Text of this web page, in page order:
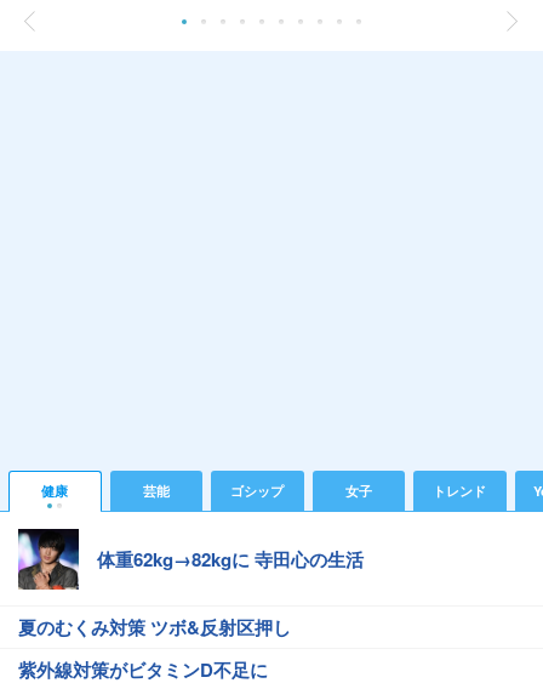
健康 芸能 ゴシップ 女子 トレンド
体重62kg→82kgに 寺田心の生活
夏のむくみ対策 ツボ&反射区押し
紫外線対策がビタミンD不足に